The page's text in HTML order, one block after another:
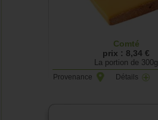
Comté
prix : 8,34 €
La portion de 300g
Provenance Détails